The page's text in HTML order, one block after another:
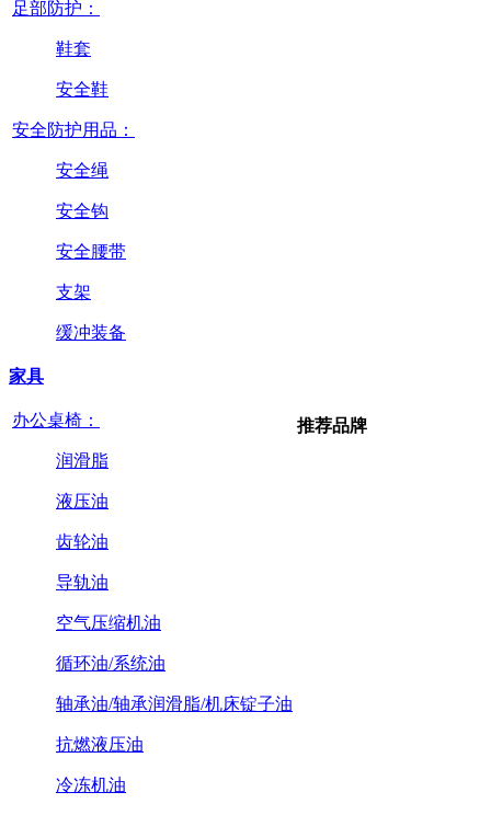
足部防护：
鞋套
安全鞋
安全防护用品：
安全绳
安全钩
安全腰带
支架
缓冲装备
家具
办公桌椅：
润滑脂
液压油
齿轮油
导轨油
空气压缩机油
循环油/系统油
轴承油/轴承润滑脂/机床锭子油
抗燃液压油
冷冻机油
推荐品牌